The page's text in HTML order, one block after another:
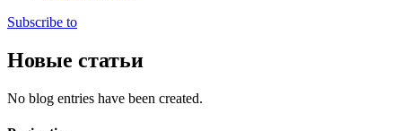
Subscribe to
Новые статьи
No blog entries have been created.